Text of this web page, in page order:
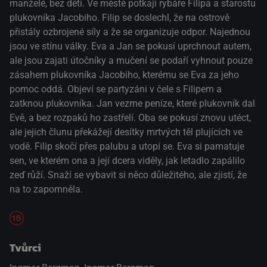
manželé, bez dětí. Ve městě potkají rybáře Filipa a starostu
plukovníka Jacobiho. Filip se doslechl, že na ostrově
přistály ozbrojené síly a že se organizuje odpor. Najednou
jsou ve stínu války. Eva a Jan se pokusí uprchnout autem,
ale jsou zajati útočníky a mučení se podaří vyhnout pouze
zásahem plukovníka Jacobiho, kterému se Eva za jeho
pomoc oddá. Objeví se partyzáni v čele s Filipem a
zatknou plukovníka. Jan vezme peníze, které plukovník dal
Evě, a bez rozpaků ho zastřelí. Oba se pokusí znovu utéct,
ale jejich člunu překážejí desítky mrtvých těl plujících ve
vodě. Filip skočí přes palubu a utopí se. Eva si pamatuje
sen, ve kterém ona a její dcera viděly, jak letadlo zapálilo
zeď růží. Snaží se vybavit si něco důležitého, ale zjistí, že
na to zapomněla.
Tvůrci